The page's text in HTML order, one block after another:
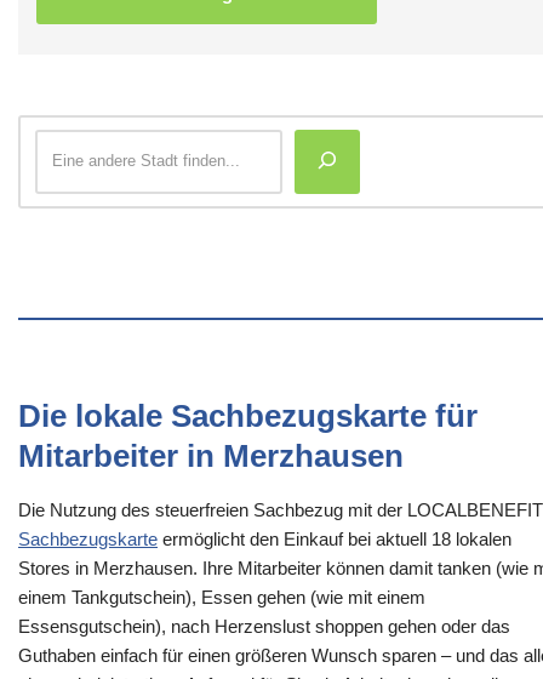
Die lokale Sachbezugskarte für
Mitarbeiter in Merzhausen
Die Nutzung des steuerfreien Sachbezug mit der
Sachbezugskarte ermöglicht den Einkauf bei aktuell 18 lokalen
Stores in Merzhausen. Ihre Mitarbeiter können damit tanken (wie
einem Tankgutschein), Essen gehen (wie mit einem
Essensgutschein), nach Herzenslust shoppen gehen oder das
Guthaben einfach für einen größeren Wunsch sparen – und das